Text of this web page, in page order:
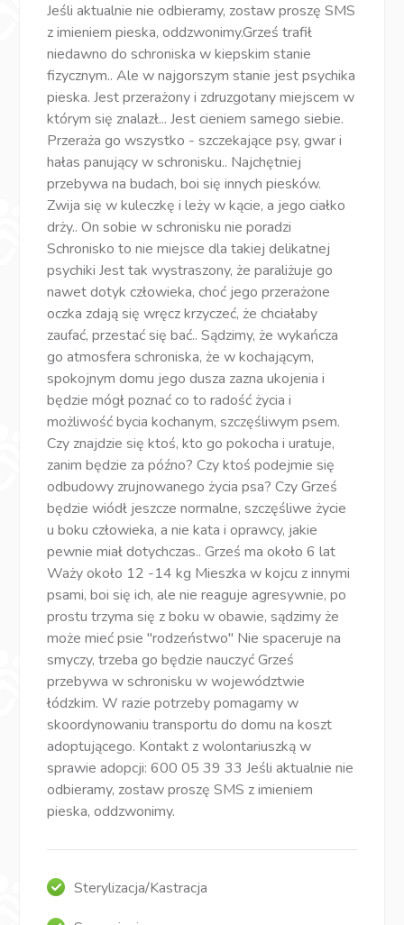
Jeśli aktualnie nie odbieramy, zostaw proszę SMS
z imieniem pieska, oddzwonimy.Grześ trafił
niedawno do schroniska w kiepskim stanie
fizycznym.. Ale w najgorszym stanie jest psychika
pieska. Jest przerażony i zdruzgotany miejscem w
którym się znalazł... Jest cieniem samego siebie.
Przeraża go wszystko - szczekające psy, gwar i
hałas panujący w schronisku.. Najchętniej
przebywa na budach, boi się innych piesków.
Zwija się w kuleczkę i leży w kącie, a jego ciałko
drży.. On sobie w schronisku nie poradzi
Schronisko to nie miejsce dla takiej delikatnej
psychiki Jest tak wystraszony, że paraliżuje go
nawet dotyk człowieka, choć jego przerażone
oczka zdają się wręcz krzyczeć, że chciałaby
zaufać, przestać się bać.. Sądzimy, że wykańcza
go atmosfera schroniska, że w kochającym,
spokojnym domu jego dusza zazna ukojenia i
będzie mógł poznać co to radość życia i
możliwość bycia kochanym, szczęśliwym psem.
Czy znajdzie się ktoś, kto go pokocha i uratuje,
zanim będzie za późno? Czy ktoś podejmie się
odbudowy zrujnowanego życia psa? Czy Grześ
będzie wiódł jeszcze normalne, szczęśliwe życie
u boku człowieka, a nie kata i oprawcy, jakie
pewnie miał dotychczas.. Grześ ma około 6 lat
Waży około 12 -14 kg Mieszka w kojcu z innymi
psami, boi się ich, ale nie reaguje agresywnie, po
prostu trzyma się z boku w obawie, sądzimy że
może mieć psie "rodzeństwo" Nie spaceruje na
smyczy, trzeba go będzie nauczyć Grześ
przebywa w schronisku w województwie
łódzkim. W razie potrzeby pomagamy w
skoordynowaniu transportu do domu na koszt
adoptującego. Kontakt z wolontariuszką w
sprawie adopcji: 600 05 39 33 Jeśli aktualnie nie
odbieramy, zostaw proszę SMS z imieniem
pieska, oddzwonimy.
Sterylizacja/Kastracja